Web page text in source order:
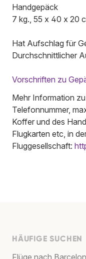
Handgepäck
7 kg., 55 x 40 x 20
Hat Aufschlag für
Durchschnittlicher
Vorschriften zu
Mehr Information
Telefonnummer,
Koffer und des
Flugkarten etc, in
Fluggesellschaft:
HÄUFIGE SUCHEN
Flüge nach